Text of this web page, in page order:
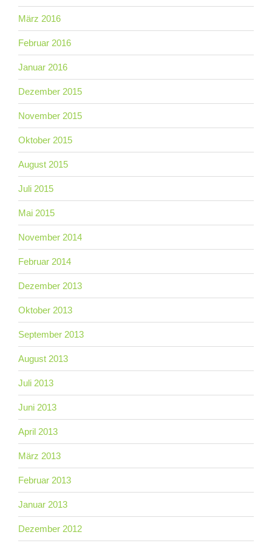
März 2016
Februar 2016
Januar 2016
Dezember 2015
November 2015
Oktober 2015
August 2015
Juli 2015
Mai 2015
November 2014
Februar 2014
Dezember 2013
Oktober 2013
September 2013
August 2013
Juli 2013
Juni 2013
April 2013
März 2013
Februar 2013
Januar 2013
Dezember 2012